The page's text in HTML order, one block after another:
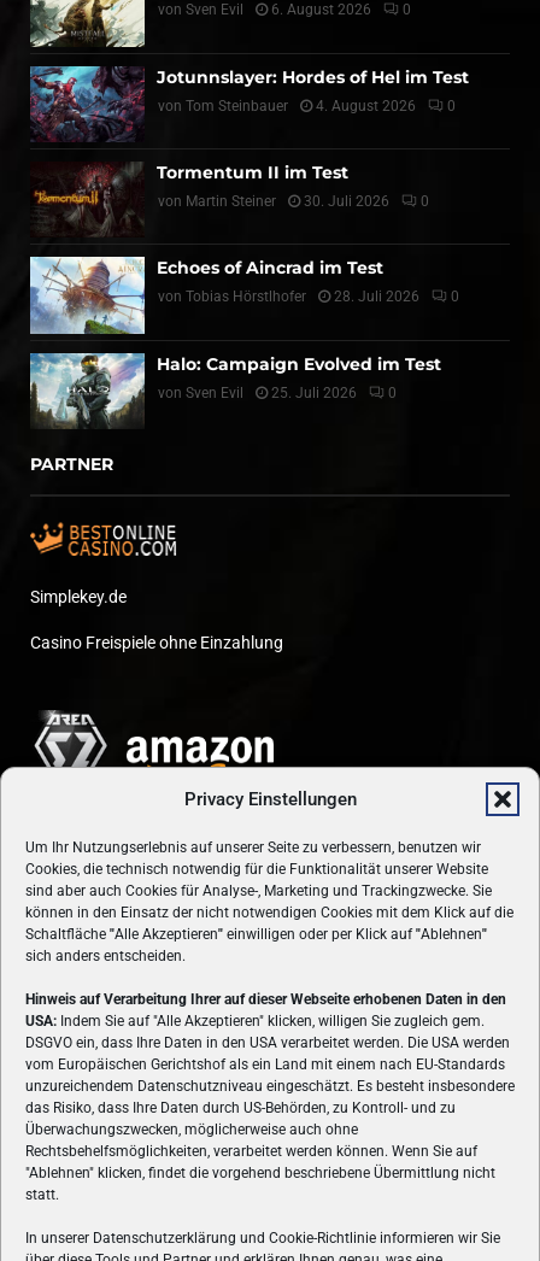
Privacy Einstellungen
Um Ihr Nutzungserlebnis auf unserer Seite zu verbessern, benutzen wir
Cookies, die technisch notwendig für die Funktionalität unserer Website
sind aber auch Cookies für Analyse-, Marketing und Trackingzwecke. Sie
können in den Einsatz der nicht notwendigen Cookies mit dem Klick auf die
Schaltfläche "Alle Akzeptieren" einwilligen oder per Klick auf"Ablehnen"
sich anders entscheiden.
Hinweis auf Verarbeitung Ihrer auf dieser Webseite erhobenen Daten in den
USA: Indem Sie auf "Alle Akzeptieren" klicken, willigen Sie zugleich gem.
DSGVO ein, dass Ihre Daten in den USA verarbeitet werden. Die USA werden
vom Europäischen Gerichtshof als ein Land mit einem nach EU-Standards
unzureichendem Datenschutzniveau eingeschätzt. Es besteht insbesondere
das Risiko, dass Ihre Daten durch US-Behörden, zu Kontroll- und zu
Überwachungszwecken, möglicherweise auch ohne
Rechtsbehelfsmöglichkeiten, verarbeitet werden können. Wenn Sie auf
"Ablehnen" klicken, findet die vorgehend beschriebene Übermittlung nicht
statt.
In unserer Datenschutzerklärung und Cookie-Richtlinie informieren wir Sie
von Sven Evil 6. August 2026 0
Jotunnslayer: Hordes of Hel im Test
von Tom Steinbauer 4. August 2026 0
Tormentum II im Test
von Martin Steiner 30. Juli 2026 0
Echoes of Aincrad im Test
von Tobias Hörstlhofer 28. Juli 2026 0
Halo: Campaign Evolved im Test
von Sven Evil 25. Juli 2026 0
PARTNER
Simplekey.de
Casino Freispiele ohne Einzahlung
ÜBER UNS
VON GAMERN, FÜR GAMER! Gamers.at ist das älteste Online-
Spielemagazin Österreichs und bringt täglich aktuelle News,
Reviews und Videos zu PC- und Konsolenspielen, Gaming-
Hardware und aus der Welt des e-Sport's.